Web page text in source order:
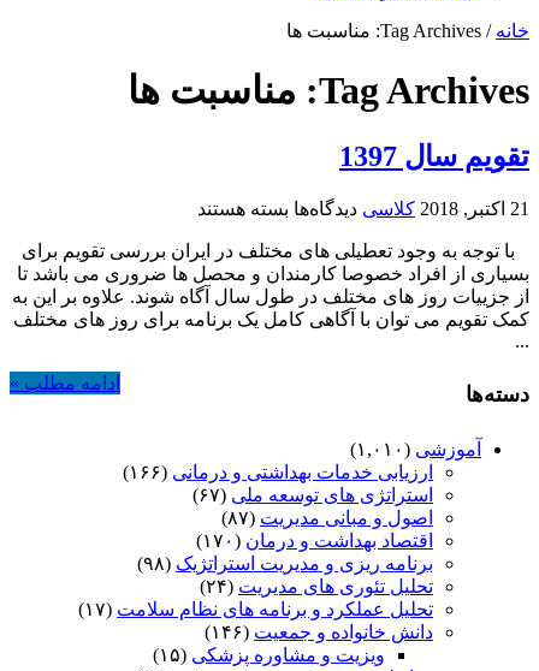
خانه / Tag Archives: مناسبت ها
Tag Archives: مناسبت ها
تقویم سال 1397
21 اکتبر, 2018 کلاسی دیدگاه‌ها برای
سال
1397
بسته هستند
با توجه به وجود تعطیلی های مختلف در ایران بررسی تقویم برای
بسیاری از افراد خصوصا کارمندان و محصل ها ضروری می باشد تا
از جزییات روز های مختلف در طول سال آگاه شوند. علاوه بر این به
کمک تقویم می توان با آگاهی کامل یک برنامه برای روز های مختلف
...
ادامه مطلب » دسته‌ها
آموزشی (۱,۰۱۰)
ارزیابی خدمات بهداشتی و درمانی (۱۶۶)
استراتژی های توسعه ملی (۶۷)
اصول و مبانی مدیریت (۸۷)
اقتصاد بهداشت و درمان (۱۷۰)
برنامه ریزی و مدیریت استراتژیک (۹۸)
تحلیل تئوری های مدیریت (۲۴)
تحلیل عملکرد و برنامه های نظام سلامت (۱۷)
دانش خانواده و جمعیت (۱۴۶)
ویزیت و مشاوره پزشکی (۱۵)